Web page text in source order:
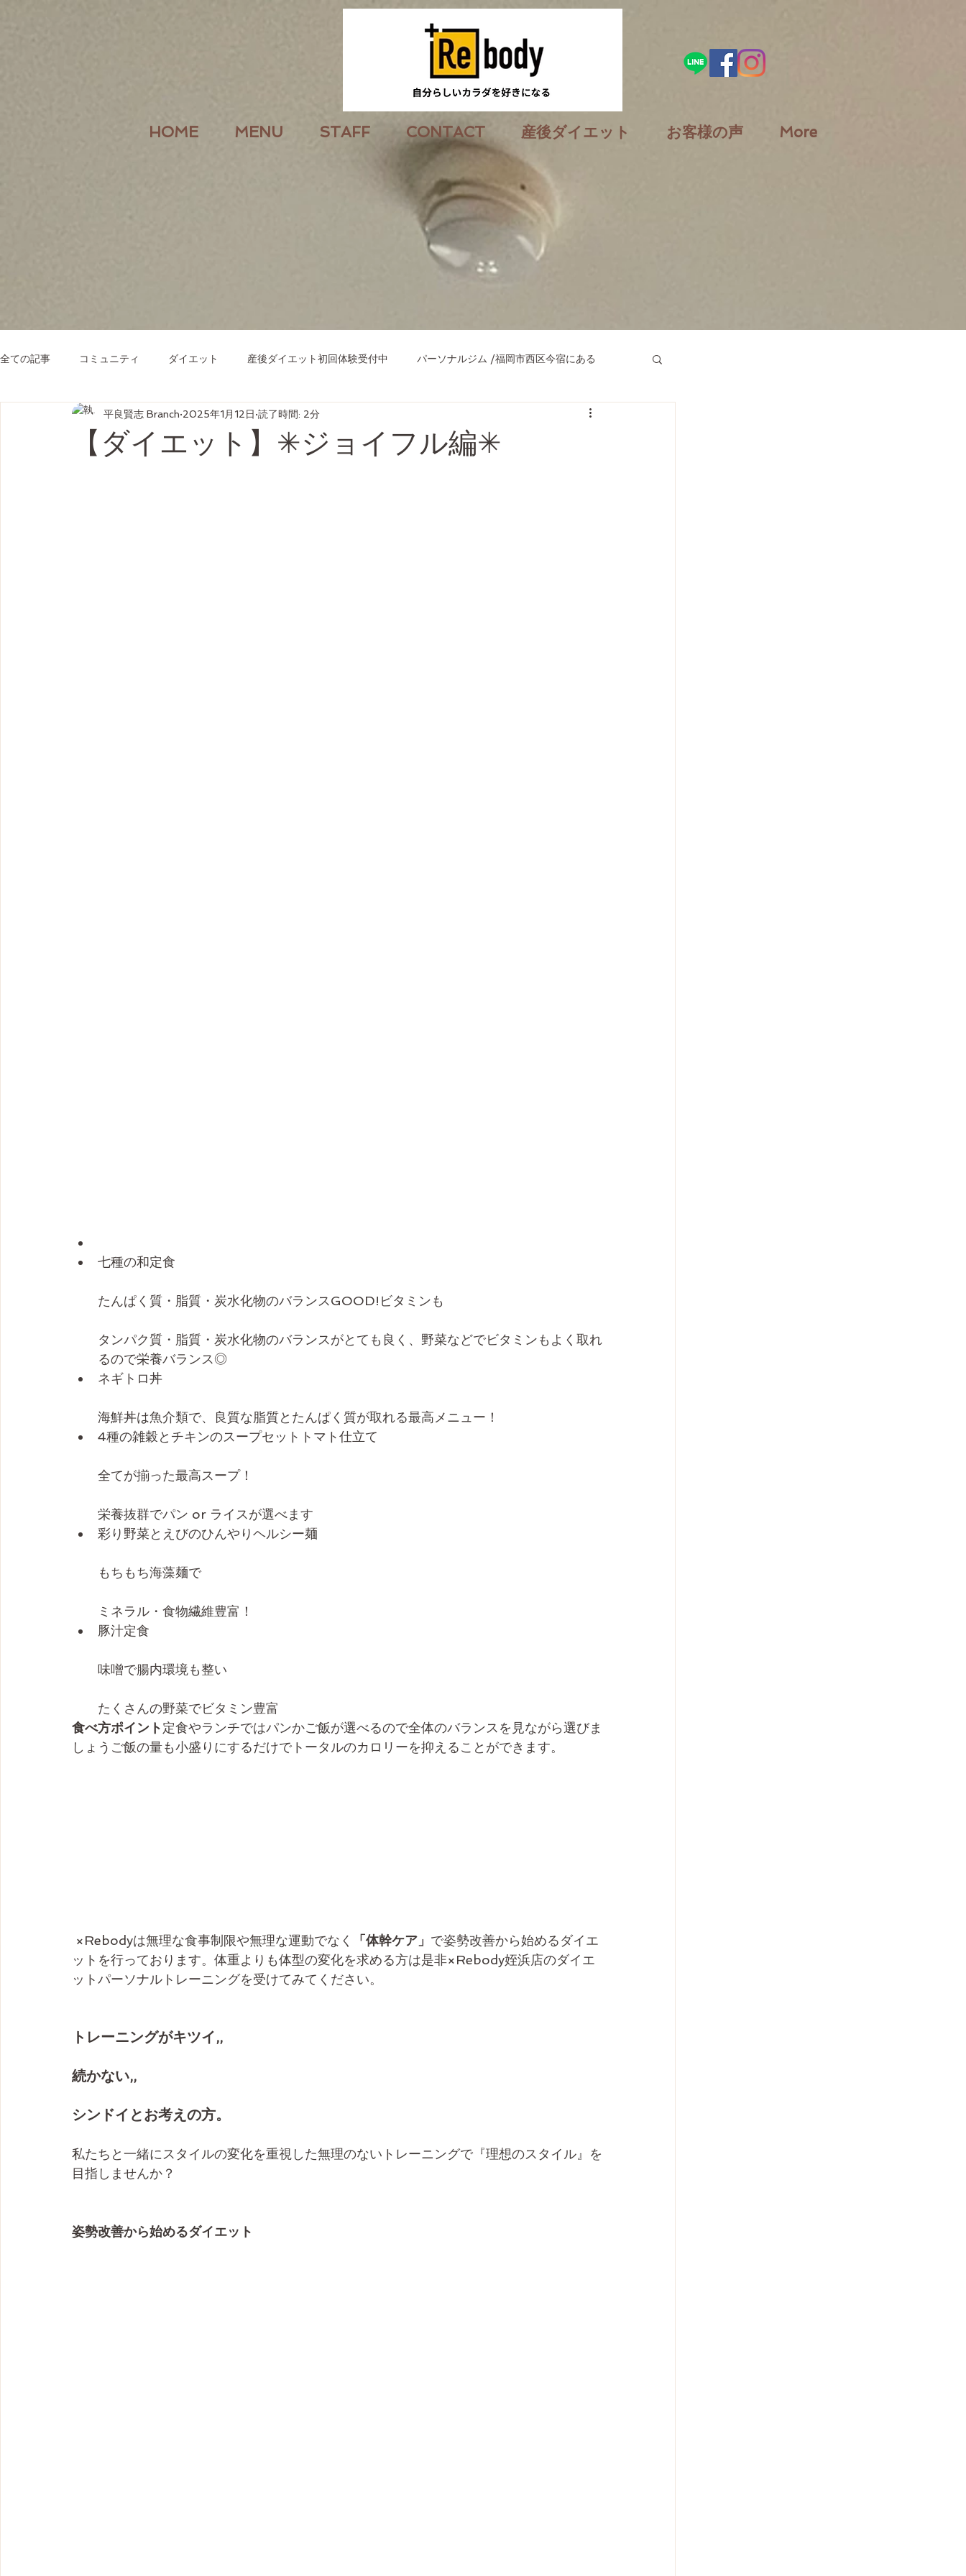
HOME MENU STAFF CONTACT 産後ダイエット お客様の声 More
全ての記事 コミュニティ ダイエット 産後ダイエット初回体験受付中 パーソナルジム /福岡市西区今宿にある
【ダイエット】✳︎ジョイフル編✳︎
平良賢志 Branch 2025年1月12日 読了時間: 2分
七種の和定食
たんぱく質・脂質・炭水化物のバランスGOOD!ビタミンも
タンパク質・脂質・炭水化物のバランスがとても良く、野菜などでビタミンもよく取れ
るので栄養バランス◎
ネギトロ丼
海鮮丼は魚介類で、良質な脂質とたんぱく質が取れる最高メニュー！
4種の雑穀とチキンのスープセットトマト仕立て
全てが揃った最高スープ！
栄養抜群でパン or ライスが選べます
彩り野菜とえびのひんやりヘルシー麺
もちもち海藻麺で
ミネラル・食物繊維豊富！
豚汁定食
味噌で腸内環境も整い
たくさんの野菜でビタミン豊富
食べ方ポイント定食やランチではパンかご飯が選べるので全体のバランスを見ながら選びま
しょうご飯の量も小盛りにするだけでトータルのカロリーを抑えることができます。
×Rebodyは無理な食事制限や無理な運動でなく 「体幹ケア」 で姿勢改善から始めるダイエ
ットを行っております。体重よりも体型の変化を求める方は是非×Rebody姪浜店のダイエ
ットパーソナルトレーニングを受けてみてください。
トレーニングがキツイ,,
続かない,,
シンドイとお考えの方。
私たちと一緒にスタイルの変化を重視した無理のないトレーニングで『理想のスタイル』を
目指しませんか？
姿勢改善から始めるダイエット